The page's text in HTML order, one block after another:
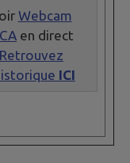
Webcam
en direct
Retrouvez
ICI